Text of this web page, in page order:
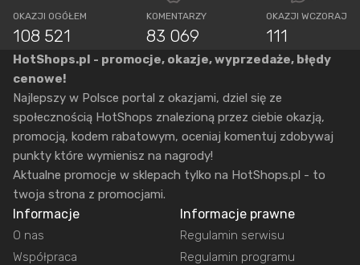
OKAZJI OGÓŁEM
108 521
KOMENTARZY
83 069
OKAZJI WCZORAJ
111
HotShops.pl - promocje, okazje, wyprzedaże, błędy
cenowe!
Najlepszy w Polsce portal z okazjami, dziel się ze
społecznością HotShops znalezioną przez ciebie okazją,
promocją, kodem rabatowym, oceniaj komentuj zdobywaj
punkty które wymienisz na nagrody!
Aktualne promocje w sklepach tylko na HotShops.pl - to
twoja strona z promocjami.
Informacje
O nas
Współpraca
Informacje prawne
Regulamin serwisu
Regulamin programu